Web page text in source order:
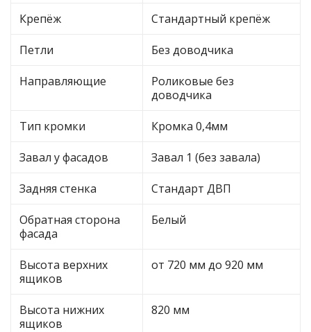
Крепёж Стандартный крепёж
Петли Без доводчика
Направляющие
Роликовые без
доводчика
Тип кромки Кромка 0,4мм
Завал у фасадов Завал 1 (без завала)
Задняя стенка Стандарт ДВП
Обратная сторона
фасада
Белый
Высота верхних
ящиков
от 720 мм до 920 мм
Высота нижних
ящиков
820 мм